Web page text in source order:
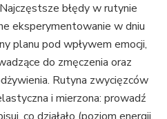
błędy w rutynie
eksperymentowanie w dniu
planu pod wpływem emocji,
do zmęczenia oraz
Rutyna zwycięzców
i mierzona: prowadź